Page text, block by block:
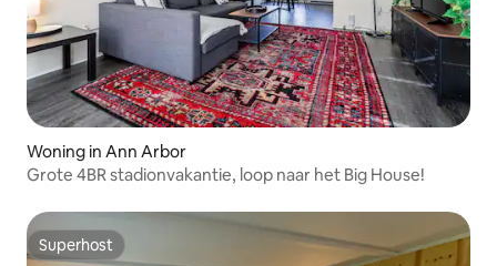
Woning in Ann Arbor
Grote 4BR stadionvakantie, loop naar het Big House!
Superhost
Superhost